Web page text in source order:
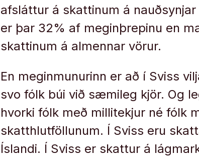
afsláttur á skattinum á
er þar 32% af meginþrepinu en
skattinum á almennar vörur.
En meginmunurinn er að í Sviss
svo fólk búi við sæmileg kjör. Og
hvorki fólk með millitekjur né fólk
skatthlutföllunum. Í Sviss eru
Íslandi. Í Sviss er skattur á